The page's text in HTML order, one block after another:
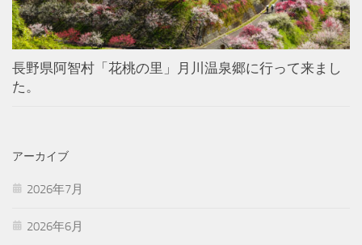
長野県阿智村「花桃の里」月川温泉郷に行って来まし
た。
アーカイブ
2026年7月
2026年6月